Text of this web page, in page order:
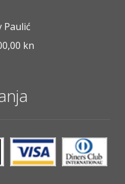
Paulić
kn